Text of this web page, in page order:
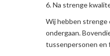
Na strenge
Wij hebben strenge
ondergaan.
tussenpersonen en